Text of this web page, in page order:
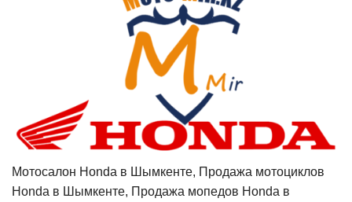
Мотосалон Honda в Шымкенте, Продажа мотоциклов
Honda в Шымкенте, Продажа мопедов Honda в